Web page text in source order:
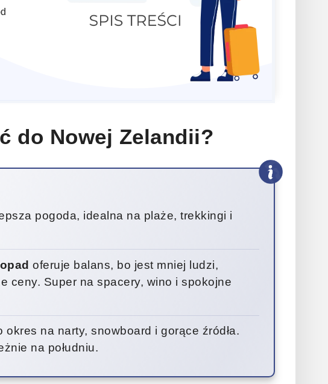
do Nowej Zelandii?
pogoda, idealna na plaże, trekkingi i
oferuje balans, bo jest mniej ludzi,
ceny. Super na spacery, wino i spokojne
okres na narty, snowboard i gorące źródła.
na południu.